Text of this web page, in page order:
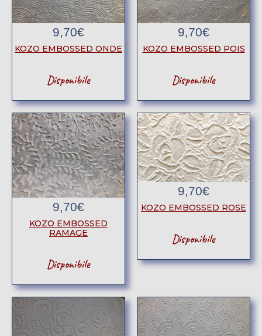
9,70€
KOZO EMBOSSED ONDE
Disponibile
9,70€
KOZO EMBOSSED POIS
Disponibile
9,70€
KOZO EMBOSSED
RAMAGE
Disponibile
9,70€
KOZO EMBOSSED ROSE
Disponibile